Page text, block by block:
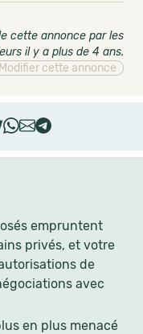
empruntent
privés, et votre
de
avec
en plus menacé
cette annonce par les
il y a plus de 4 ans.
Modifier cette annonce